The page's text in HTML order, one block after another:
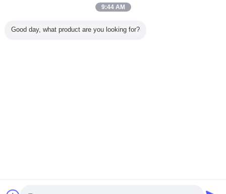
Todos os Produtos
9:44 AM
Good day, what product are you looking for?